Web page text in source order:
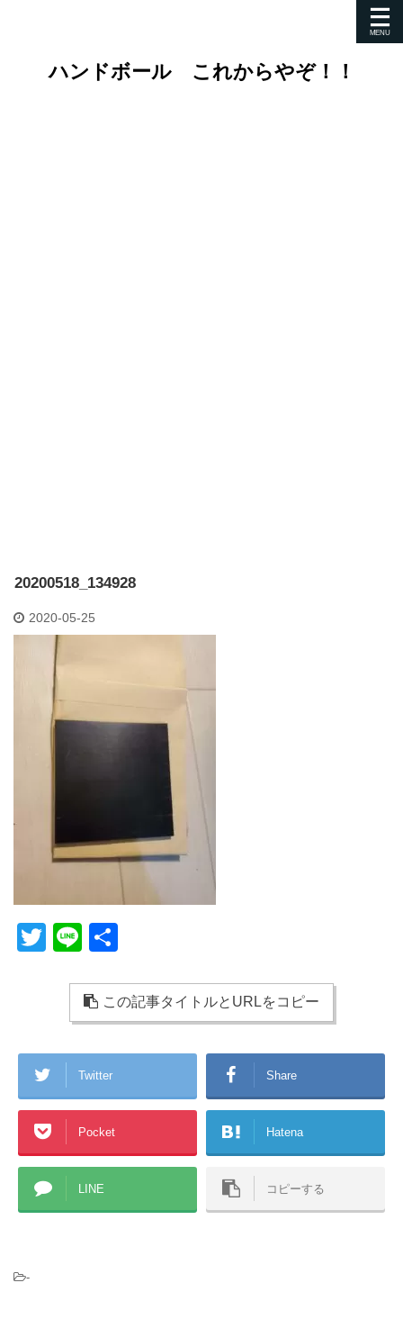
ハンドボール これからやぞ！！
20200518_134928
2020-05-25
T
er
Li
e この記事タイトルとURLをコピー
Twitter Share
Pocket Hatena
LINE コピーする
-